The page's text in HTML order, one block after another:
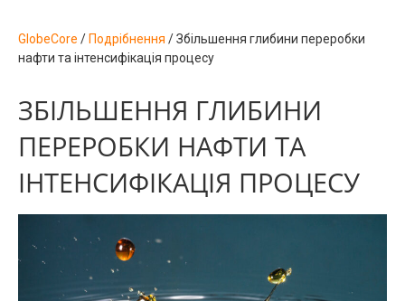
GlobeCore / Подрібнення /Збільшення глибини переробки
нафти та інтенсифікація процесу
ЗБІЛЬШЕННЯ ГЛИБИНИ
ПЕРЕРОБКИ НАФТИ ТА
ІНТЕНСИФІКАЦІЯ ПРОЦЕСУ